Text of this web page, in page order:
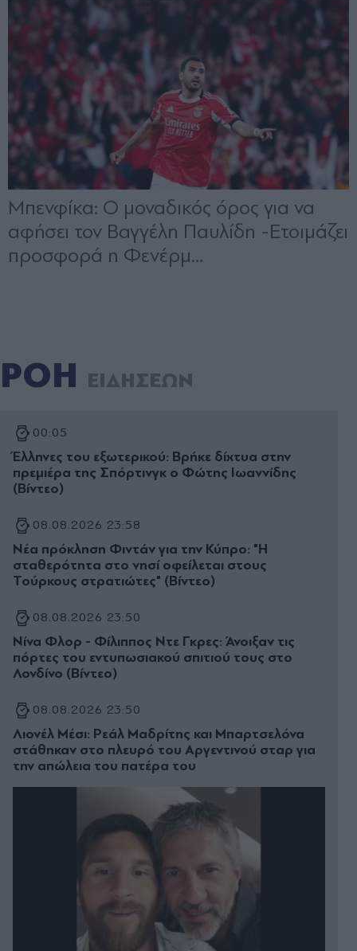
ΡΟΗ ΕΙΔΗΣΕΩΝ
00:05
Έλληνες του εξωτερικού: Βρήκε δίχτυα στην
πρεμιέρα της Σπόρτινγκ ο Φώτης Ιωαννίδης
(Βίντεο)
08.08.2026 23:58
Νέα πρόκληση Φιντάν για την Κύπρο: "Η
σταθερότητα στο νησί οφείλεται στους
Τούρκους στρατιώτες" (Βίντεο)
08.08.2026 23:50
Νίνα Φλορ - Φίλιππος Ντε Γκρες: Άνοιξαν τις
πόρτες του εντυπωσιακού σπιτιού τους στο
Λονδίνο (Βίντεο)
08.08.2026 23:50
Λιονέλ Μέσι: Ρεάλ Μαδρίτης και Μπαρτσελόνα
στάθηκαν στο πλευρό του Αργεντινού σταρ για
την απώλεια του πατέρα του